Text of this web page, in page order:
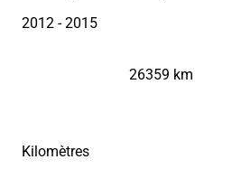
2012 - 2015
Kilomètres
26359 km